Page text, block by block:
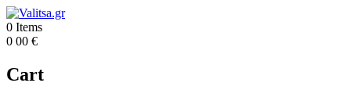
0 Items
0 00 €
Cart